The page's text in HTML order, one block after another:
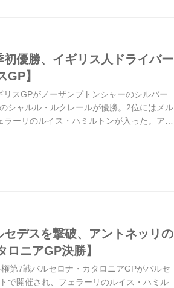
初優勝、イギリス人ドライバー
】
スGPがノーザンプトンシャーのシルバー
シャルル・ルクレールが優勝。2位にはメル
ーリのルイス・ハミルトンが入った。アン
ではマシントラブルから無得点に終わっ
セデスを撃破、アントネッリの
ニアGP決勝】
第7戦バルセロナ・カタロニアGPがバルセ
で開催され、フェラーリのルイス・ハミル